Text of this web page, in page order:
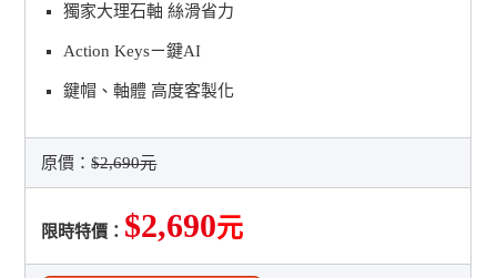
獨家大理石軸 絲滑省力
Action Keysㄧ鍵AI
鍵帽、軸體 高度客製化
原價：$2,690元
限時特價： $2,690元